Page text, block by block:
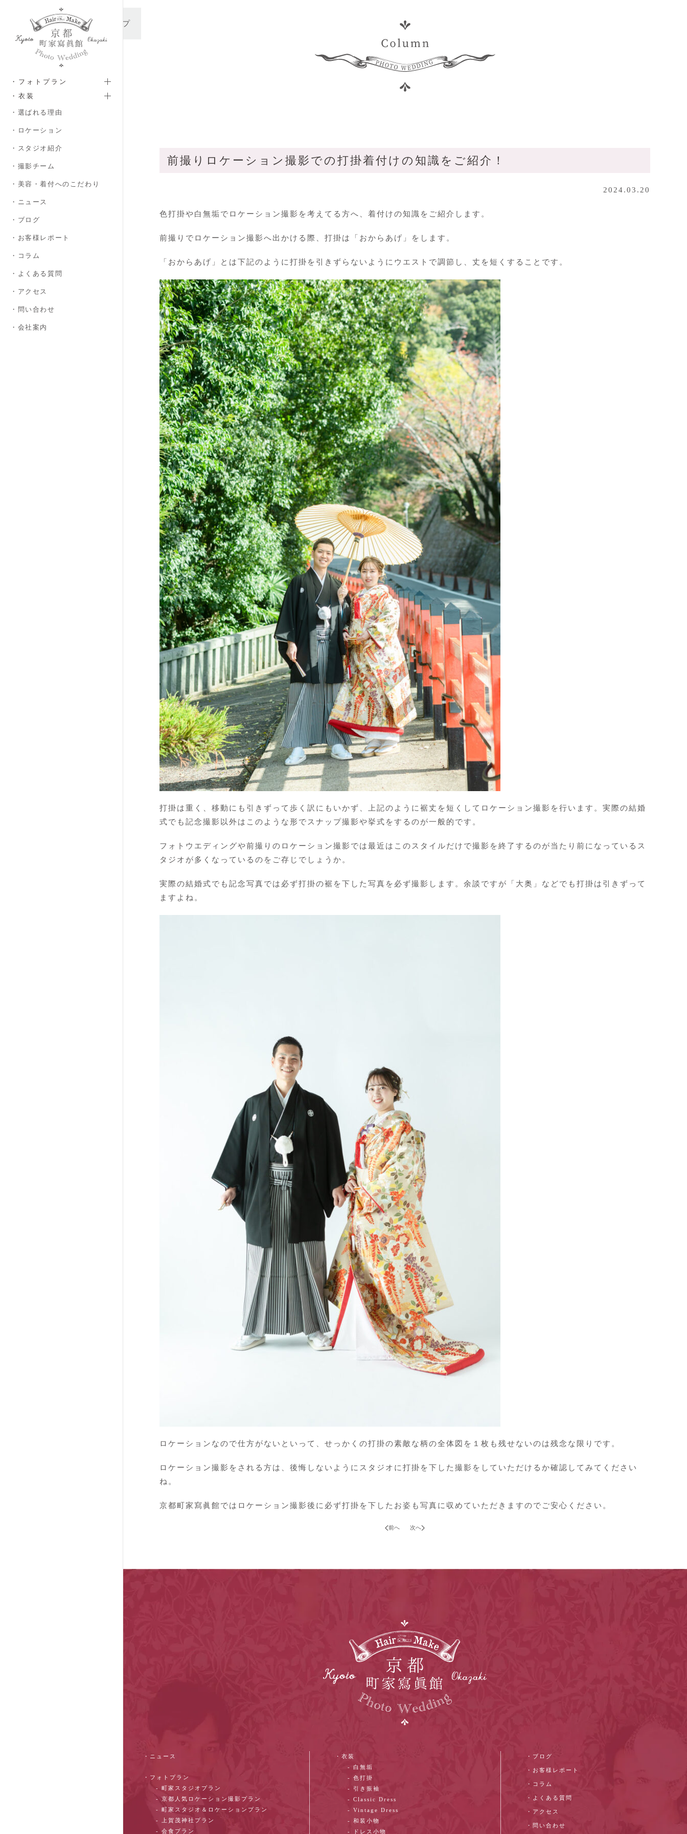
メインコンテンツへスキップ
・フォトプラン
・衣装
・選ばれる理由
・ロケーション
・スタジオ紹介
・撮影チーム
・美容・着付へのこだわり
・ニュース
・ブログ
・お客様レポート
・コラム
・よくある質問
・アクセス
・問い合わせ
・会社案内
前撮りロケーション撮影での打掛着付けの知識をご紹介！
2024.03.20
色打掛や白無垢でロケーション撮影を考えてる方へ、着付けの知識をご紹介します。
前撮りでロケーション撮影へ出かける際、打掛は「おからあげ」をします。
「おからあげ」とは下記のように打掛を引きずらないようにウエストで調節し、丈を短くすることです。
打掛は重く、移動にも引きずって歩く訳にもいかず、上記のように裾丈を短くしてロケーション撮影を行います。実際の結婚
式でも記念撮影以外はこのような形でスナップ撮影や挙式をするのが一般的です。
フォトウエディングや前撮りのロケーション撮影では最近はこのスタイルだけで撮影を終了するのが当たり前になっているス
タジオが多くなっているのをご存じでしょうか。
実際の結婚式でも記念写真では必ず打掛の裾を下した写真を必ず撮影します。余談ですが「大奥」などでも打掛は引きずって
ますよね。
ロケーションなので仕方がないといって、せっかくの打掛の素敵な柄の全体図を１枚も残せないのは残念な限りです。
ロケーション撮影をされる方は、後悔しないようにスタジオに打掛を下した撮影をしていただけるか確認してみてください
ね。
京都町家寫眞館ではロケーション撮影後に必ず打掛を下したお姿も写真に収めていただきますのでご安心ください。
前へ 次へ
・ニュース
・フォトプラン
- 町家スタジオプラン
- 京都人気ロケーション撮影プラン
- 町家スタジオ＆ロケーションプラン
- 上賀茂神社プラン
- 会食プラン
・衣装
- 白無垢
- 色打掛
- 引き振袖
- Classic Dress
- Vintage Dress
- 和装小物
- ドレス小物
・ブログ
・お客様レポート
・コラム
・よくある質問
・アクセス
・問い合わせ